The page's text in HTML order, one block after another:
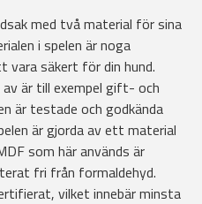
med två material för sina
i spelen är noga
säkert för din hund.
är till exempel gift- och
är testade och godkända
är gjorda av ett material
som här används är
fri från formaldehyd.
vilket innebär minsta